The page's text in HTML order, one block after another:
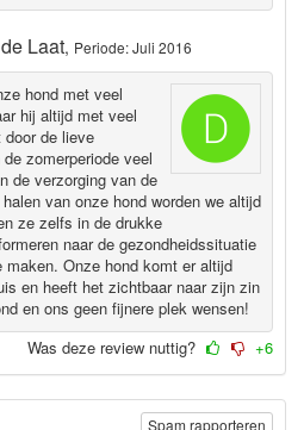
de Laat, Periode: Juli 2016
hond met veel
hij altijd met veel
de lieve
zomerperiode veel
de verzorging van de
van onze hond worden we altijd
ze zelfs in de drukke
naar de gezondheidssituatie
Onze hond komt er altijd
en heeft het zichtbaar naar zijn zin
en ons geen fijnere plek wensen!
Was deze review nuttig? +6
Spam rapporteren